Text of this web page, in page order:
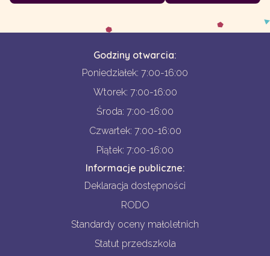
Godziny otwarcia:
Poniedziałek: 7:00-16:00
Wtorek: 7:00-16:00
Środa: 7:00-16:00
Czwartek: 7:00-16:00
Piątek: 7:00-16:00
Informacje publiczne:
Deklaracja dostępności
RODO
Standardy oceny małoletnich
Statut przedszkola